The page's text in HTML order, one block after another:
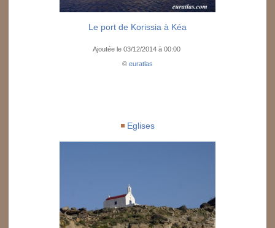
Le port de Korissia à Kéa
Ajoutée le 03/12/2014 à 00:00
© euratlas
Eglises